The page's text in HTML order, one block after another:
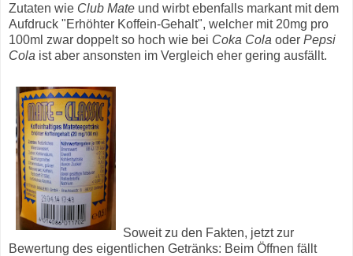
Zutaten wie Club Mate und wirbt ebenfalls markant mit dem
Aufdruck "Erhöhter Koffein-Gehalt", welcher mit 20mg pro
100ml zwar doppelt so hoch wie bei Coka Cola oder Pepsi
Cola ist aber ansonsten im Vergleich eher gering ausfällt.
Soweit zu den Fakten, jetzt zur
Bewertung des eigentlichen Getränks: Beim Öffnen fällt